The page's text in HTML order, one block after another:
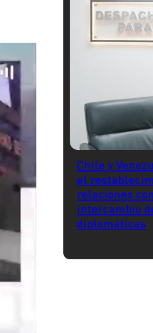
Chile y
el
relaciones
intercambio
diplomáticas